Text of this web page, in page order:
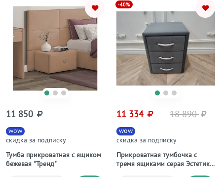
Тумба прикроватная с ящиком
бежевая "Тренд"
wow
скидка за подписку
11 850
-40%
Прикроватная тумбочка с
тремя ящиками серая Эстетика
wow
скидка за подписку
11 334 18 890